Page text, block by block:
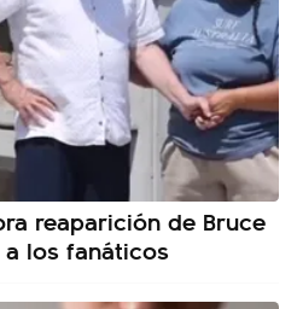
reaparición de Bruce
los fanáticos